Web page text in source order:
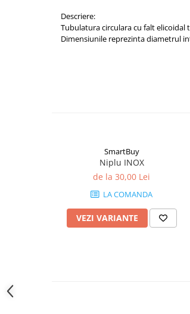
Grila Tubulatura
Descriere:
Tubulatura circulara cu falt elicoidal
Dimensiunile reprezinta diametrul
SmartBuy
Niplu INOX
de la 30,00 Lei
LA COMANDA
VEZI VARIANTE